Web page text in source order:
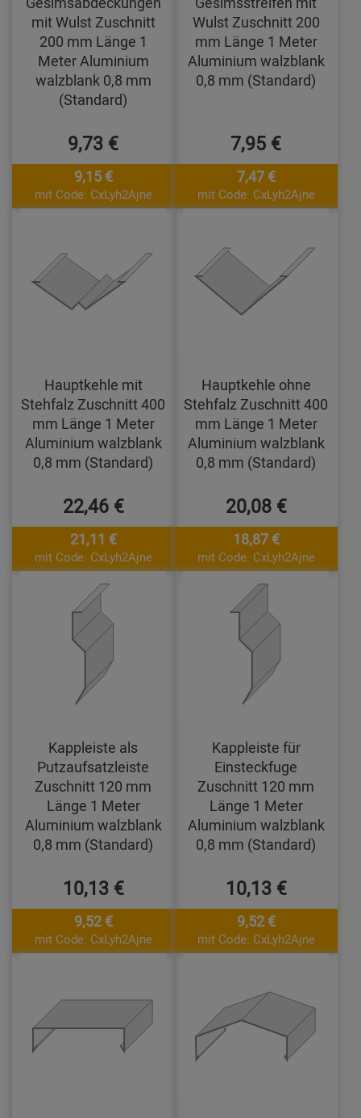
mit Wulst Zuschnitt
200 mm Länge 1
Meter Aluminium
walzblank 0,8 mm
(Standard)
9,73 €
9,15 €
mit Code: CxLyh2Ajne
Wulst Zuschnitt 200
mm Länge 1 Meter
Aluminium walzblank
0,8 mm (Standard)
7,95 €
7,47 €
mit Code: CxLyh2Ajne
Hauptkehle mit
Stehfalz Zuschnitt 400
mm Länge 1 Meter
Aluminium walzblank
0,8 mm (Standard)
22,46 €
21,11 €
mit Code: CxLyh2Ajne
Hauptkehle ohne
Stehfalz Zuschnitt 400
mm Länge 1 Meter
Aluminium walzblank
0,8 mm (Standard)
20,08 €
18,87 €
mit Code: CxLyh2Ajne
Kappleiste als
Putzaufsatzleiste
Zuschnitt 120 mm
Länge 1 Meter
Aluminium walzblank
0,8 mm (Standard)
10,13 €
9,52 €
mit Code: CxLyh2Ajne
Kappleiste für
Einsteckfuge
Zuschnitt 120 mm
Länge 1 Meter
Aluminium walzblank
0,8 mm (Standard)
10,13 €
9,52 €
mit Code: CxLyh2Ajne